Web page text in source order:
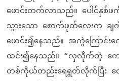
ဖောင်းတက်လာသည်။ ပေါင်နှစ်ဖ
သွားသော စောက်ဖုတ်လေးက ခ
ဖောင်း၍နေသည်။ အကွဲကြောင်း
ထင်း၍နေသည်။ “လှလိုက်တဲ့ ကော
တစ်ကိုယ်တည်းရေရွတ်လိုက်ပြီး ထွ